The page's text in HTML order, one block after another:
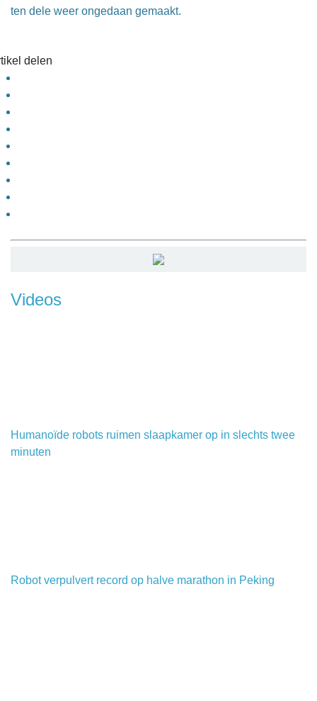
ten dele weer ongedaan gemaakt.
delen
Videos
Humanoïde robots ruimen slaapkamer op in slechts twee
minuten
Robot verpulvert record op halve marathon in Peking